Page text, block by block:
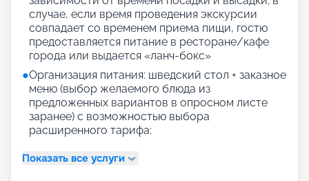
случае, если время проведения экскурсии
совпадает со временем приема пищи, гостю
предоставляется питание в ресторане/кафе
города или выдается «ланч-бокс»
●Организация питания: шведский стол + заказное
меню (выбор желаемого блюда из
предложенных вариантов в опросном листе
заранее) с возможностью выбора
расширенного тарифа:
Показать все услуги